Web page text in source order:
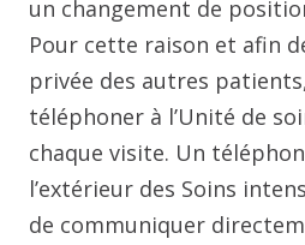
un changement de
Pour cette raison et afin
privée des autres
téléphoner à l’Unité de
chaque visite. Un
l’extérieur des Soins
de communiquer